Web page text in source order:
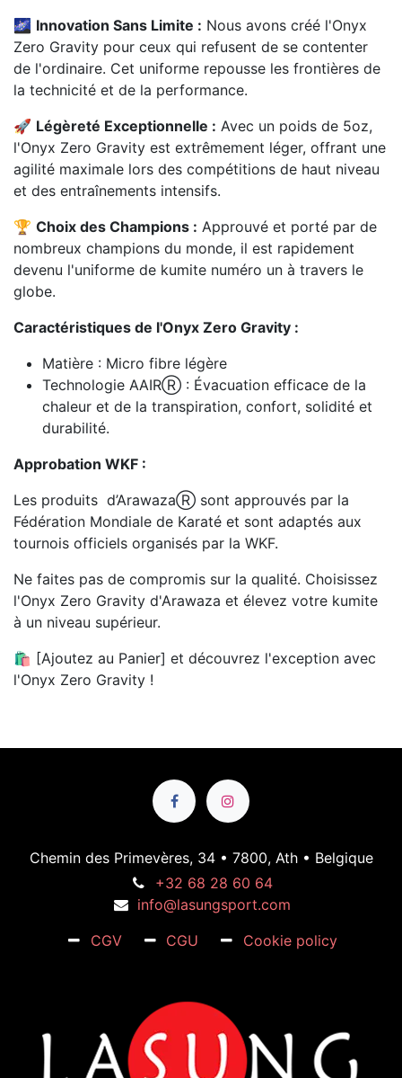
🌌 Innovation Sans Limite : Nous avons créé l'Onyx
Zero Gravity pour ceux qui refusent de se contenter
de l'ordinaire. Cet uniforme repousse les frontières de
la technicité et de la performance.
🚀 Légèreté Exceptionnelle : Avec un poids de 5oz,
l'Onyx Zero Gravity est extrêmement léger, offrant une
agilité maximale lors des compétitions de haut niveau
et des entraînements intensifs.
🏆 Choix des Champions : Approuvé et porté par de
nombreux champions du monde, il est rapidement
devenu l'uniforme de kumite numéro un à travers le
globe.
Caractéristiques de l'Onyx Zero Gravity :
Matière : Micro fibre légère
Technologie AAIRⓇ : Évacuation efficace de la
chaleur et de la transpiration, confort, solidité et
durabilité.
Approbation WKF :
Les produits d’ArawazaⓇ sont approuvés par la
Fédération Mondiale de Karaté et sont adaptés aux
tournois officiels organisés par la WKF.
Ne faites pas de compromis sur la qualité. Choisissez
l'Onyx Zero Gravity d'Arawaza et élevez votre kumite
à un niveau supérieur.
🛍️ [Ajoutez au Panier] et découvrez l'exception avec
l'Onyx Zero Gravity !
Chemin des Primevères, 34 • 7800, Ath • Belgique
+32 68 28 60 64
info@lasungsport.com
CGV
CGU Cookie policy